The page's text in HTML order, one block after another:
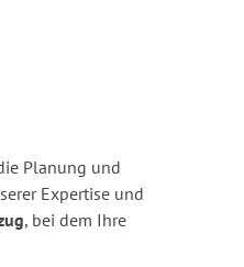
Planung und
Expertise und
, bei dem Ihre